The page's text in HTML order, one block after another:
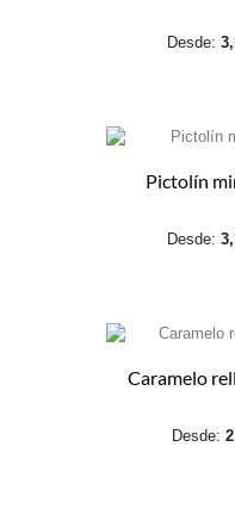
Desde:
Pictolín
Desde:
Caramelo
Desde: